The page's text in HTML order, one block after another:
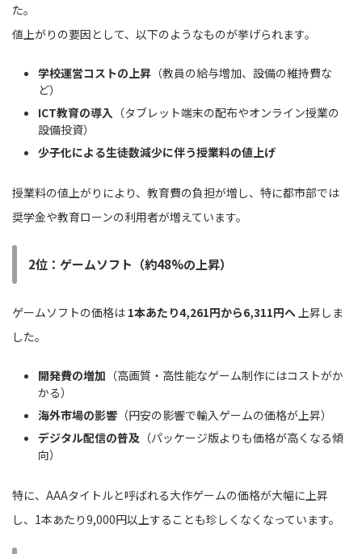
た。
値上がりの要因として、以下のようなものが挙げられます。
学校運営コストの上昇 （教員の給与増加、設備の維持費な
ど）
ICT教育の導入 （タブレット端末の配布やオンライン授業の
設備投資）
少子化による生徒数減少に伴う授業料の値上げ
授業料の値上がりにより、教育費の負担が増し、特に都市部では
奨学金や教育ローンの利用者が増えています。
2位：ゲームソフト（約48%の上昇）
ゲームソフトの価格は 1本あたり4,261円から6,311円へ 上昇しま
した。
開発費の増加 （高画質・高性能なゲーム制作にはコストがか
かる）
海外市場の影響 （円安の影響で輸入ゲームの価格が上昇）
デジタル配信の普及 （パッケージ版よりも価格が高くなる傾
向）
特に、AAAタイトルと呼ばれる大作ゲームの価格が大幅に上昇
し、1本あたり9,000円以上することも珍しくなくなっています。